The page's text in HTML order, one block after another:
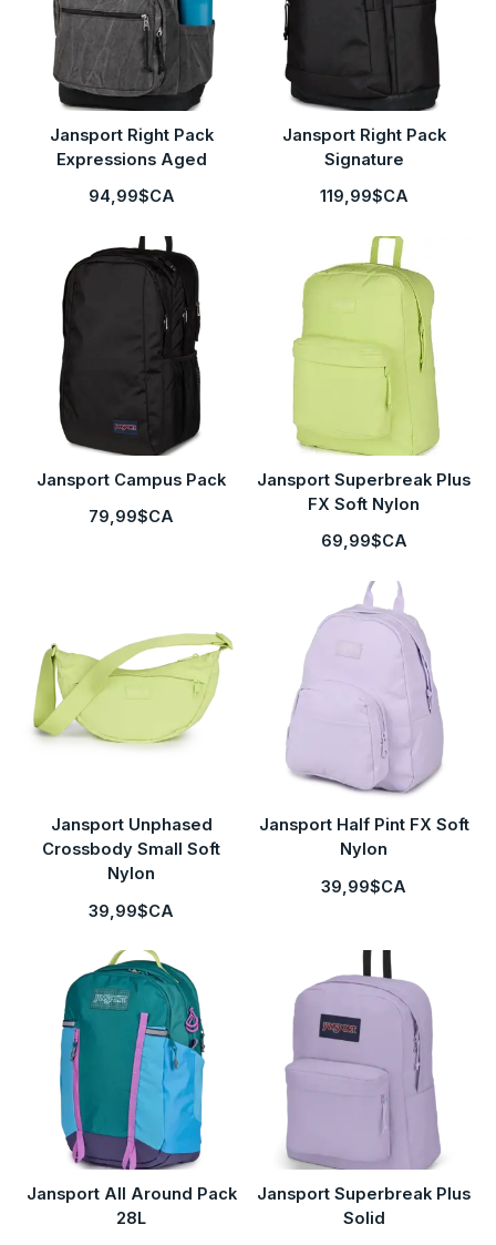
Jansport Right Pack
Expressions Aged
94,99$CA
Jansport Right Pack
Signature
119,99$CA
Jansport Campus Pack
79,99$CA
Jansport Superbreak Plus
FX Soft Nylon
69,99$CA
Jansport Unphased
Crossbody Small Soft
Nylon
39,99$CA
Jansport Half Pint FX Soft
Nylon
39,99$CA
Jansport All Around Pack
28L
Jansport Superbreak Plus
Solid